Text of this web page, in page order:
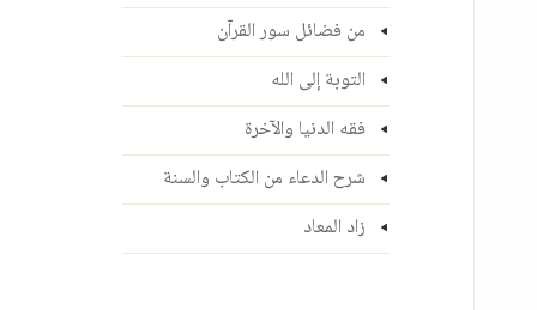
من فضائل سور القرآن
التوبة إلى الله
فقه الدنيا والآخرة
شرح الدعاء من الكتاب والسنة
زاد المعاد